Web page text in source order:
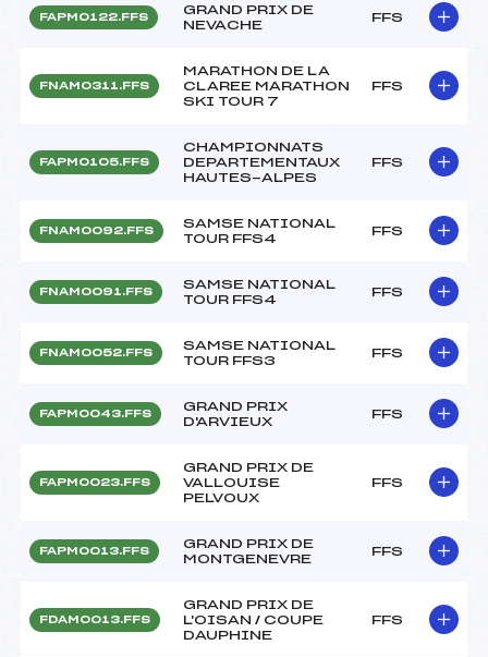
FAPM0122.FFS
GRAND PRIX DE
NEVACHE
FFS
FNAM0311.FFS
MARATHON DE LA
CLAREE MARATHON
SKI TOUR 7
FFS
FAPM0105.FFS
CHAMPIONNATS
DEPARTEMENTAUX
HAUTES-ALPES
FFS
FNAM0092.FFS
SAMSE NATIONAL
TOUR FFS4
FFS
FNAM0091.FFS
SAMSE NATIONAL
TOUR FFS4
FFS
FNAM0052.FFS
SAMSE NATIONAL
TOUR FFS3
FFS
FAPM0043.FFS
GRAND PRIX
D'ARVIEUX
FFS
FAPM0023.FFS
GRAND PRIX DE
VALLOUISE
PELVOUX
FFS
FAPM0013.FFS
GRAND PRIX DE
MONTGENEVRE
FFS
FDAM0013.FFS
GRAND PRIX DE
L'OISAN / COUPE
DAUPHINE
FFS